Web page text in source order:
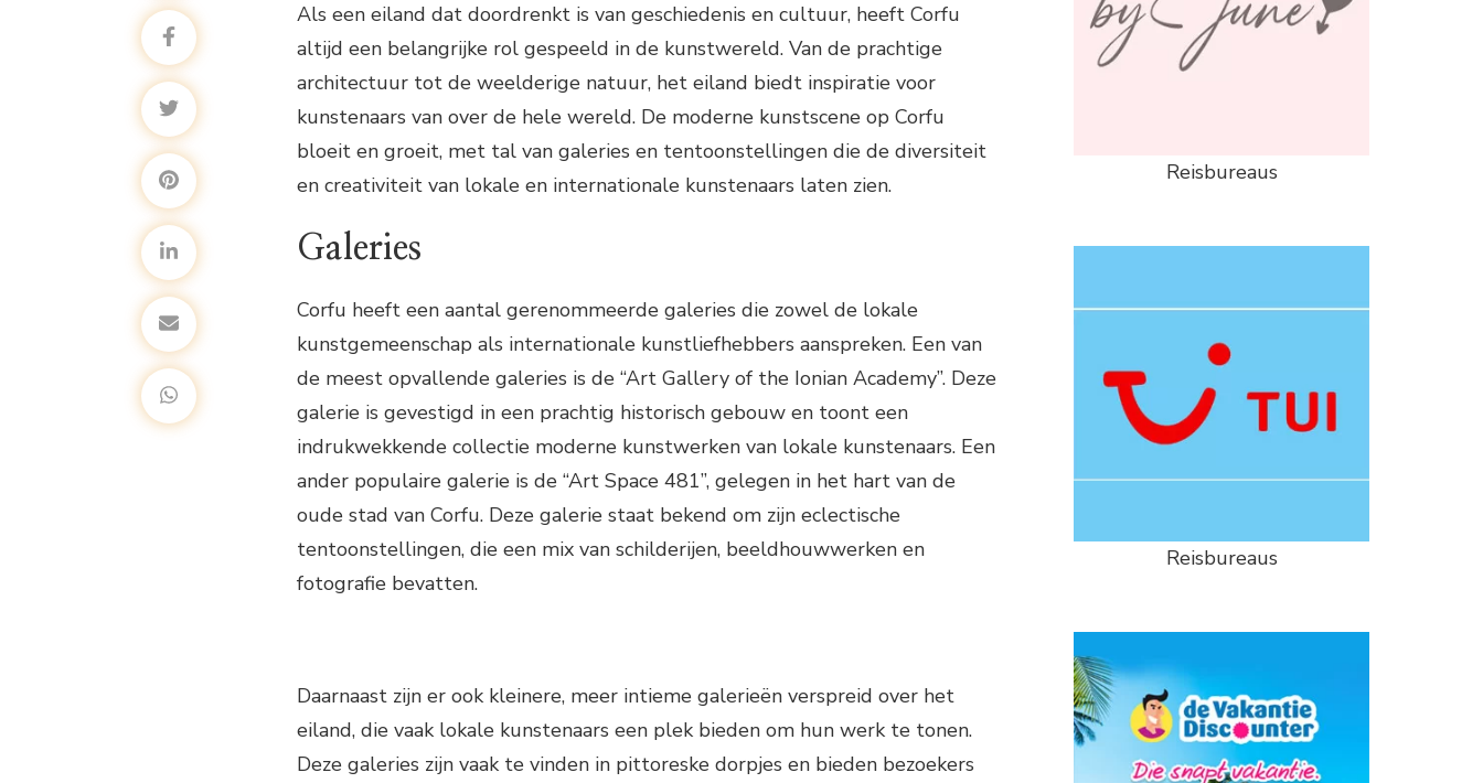
Als een eiland dat doordrenkt is van geschiedenis en cultuur, heeft Corfu
altijd een belangrijke rol gespeeld in de kunstwereld. Van de prachtige
architectuur tot de weelderige natuur, het eiland biedt inspiratie voor
kunstenaars van over de hele wereld. De moderne kunstscene op Corfu
bloeit en groeit, met tal van galeries en tentoonstellingen die de diversiteit
en creativiteit van lokale en internationale kunstenaars laten zien.
Galeries
Corfu heeft een aantal gerenommeerde galeries die zowel de lokale
kunstgemeenschap als internationale kunstliefhebbers aanspreken. Een van
de meest opvallende galeries is de “Art Gallery of the Ionian Academy”. Deze
galerie is gevestigd in een prachtig historisch gebouw en toont een
indrukwekkende collectie moderne kunstwerken van lokale kunstenaars. Een
ander populaire galerie is de “Art Space 481”, gelegen in het hart van de
oude stad van Corfu. Deze galerie staat bekend om zijn eclectische
tentoonstellingen, die een mix van schilderijen, beeldhouwwerken en
fotografie bevatten.
Daarnaast zijn er ook kleinere, meer intieme galerieën verspreid over het
eiland, die vaak lokale kunstenaars een plek bieden om hun werk te tonen.
Deze galeries zijn vaak te vinden in pittoreske dorpjes en bieden bezoekers
Reisbureaus
Reisbureaus